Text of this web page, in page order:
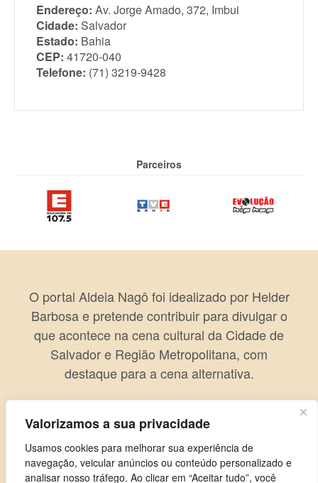
Valorizamos a sua privacidade
Usamos cookies para melhorar sua experiência de
navegação, veicular anúncios ou conteúdo personalizado e
analisar nosso tráfego. Ao clicar em “Aceitar tudo”, você
Endereço: Av. Jorge Amado, 372, Imbui
Cidade: Salvador
Estado: Bahia
CEP: 41720-040
Telefone: (71) 3219-9428
Parceiros
O portal Aldeia Nagô foi idealizado por Helder
Barbosa e pretende contribuir para divulgar o
que acontece na cena cultural da Cidade de
Salvador e Região Metropolitana, com
destaque para a cena alternativa.